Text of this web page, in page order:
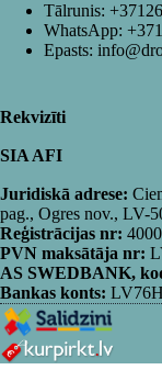
Tālrunis:
WhatsApp:
Epasts:
Rekvizīti
SIA AFI
Juridiskā adrese:
pag., Ogres nov., LV-
Reģistrācijas nr:
PVN maksātāja nr:
AS SWEDBANK,
Bankas konts: